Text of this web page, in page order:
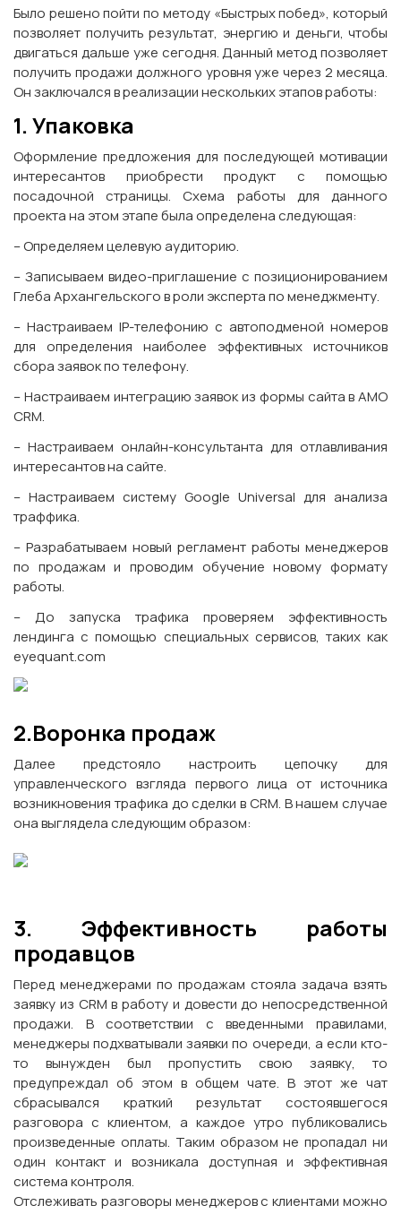
Было решено пойти по методу «Быстрых побед», который
позволяет получить результат, энергию и деньги, чтобы
двигаться дальше уже сегодня. Данный метод позволяет
получить продажи должного уровня уже через 2 месяца.
Он заключался в реализации нескольких этапов работы:
1. Упаковка
Оформление предложения для последующей мотивации
интересантов приобрести продукт с помощью
посадочной страницы. Схема работы для данного
проекта на этом этапе была определена следующая:
– Определяем целевую аудиторию.
– Записываем видео-приглашение с позиционированием
Глеба Архангельского в роли эксперта по менеджменту.
– Настраиваем IP-телефонию с автоподменой номеров
для определения наиболее эффективных источников
сбора заявок по телефону.
– Настраиваем интеграцию заявок из формы сайта в АМО
CRM.
– Настраиваем онлайн-консультанта для отлавливания
интересантов на сайте.
– Настраиваем систему Google Universal для анализа
траффика.
– Разрабатываем новый регламент работы менеджеров
по продажам и проводим обучение новому формату
работы.
– До запуска трафика проверяем эффективность
лендинга с помощью специальных сервисов, таких как
eyequant.com
2.Воронка продаж
Далее предстояло настроить цепочку для
управленческого взгляда первого лица от источника
возникновения трафика до сделки в CRM. В нашем случае
она выглядела следующим образом:
3. Эффективность работы
продавцов
Перед менеджерами по продажам стояла задача взять
заявку из CRM в работу и довести до непосредственной
продажи. В соответствии с введенными правилами,
менеджеры подхватывали заявки по очереди, а если кто-
то вынужден был пропустить свою заявку, то
предупреждал об этом в общем чате. В этот же чат
сбрасывался краткий результат состоявшегося
разговора с клиентом, а каждое утро публиковались
произведенные оплаты. Таким образом не пропадал ни
один контакт и возникала доступная и эффективная
система контроля.
Отслеживать разговоры менеджеров с клиентами можно